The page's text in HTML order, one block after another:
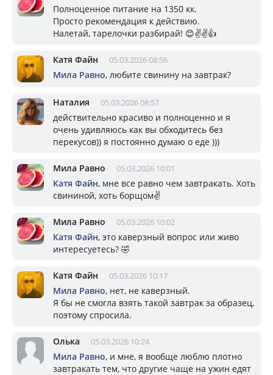
Полноценное питание на 1350 кк.
Просто рекомендация к действию.
Налетай, тарелочки разбирай! 😊✌️✌️👍
Катя Файн 05.03.2026 08:56
Мила Равно, любите свинину на завтрак?
Наталия 05.03.2026 08:57
действительно красиво и полноценно и я
очень удивляюсь как вы обходитесь без
перекусов)) я постоянно думаю о еде )))
Мила Равно 05.03.2026 10:01
Катя Файн, мне все равно чем завтракать. Хоть
свининой, хоть борщом✌️
Мила Равно 05.03.2026 10:02
Катя Файн, это каверзный вопрос или живо
интересуетесь? 🤣
Катя Файн 05.03.2026 10:17
Мила Равно, нет, не каверзный.
Я бы не смогла взять такой завтрак за образец,
поэтому спросила.
Олька 05.03.2026 10:24
Мила Равно, и мне, я вообще люблю плотно
завтракать тем, что другие чаще на ужин едят